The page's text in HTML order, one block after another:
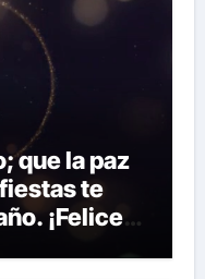
que la paz
te
¡Felices